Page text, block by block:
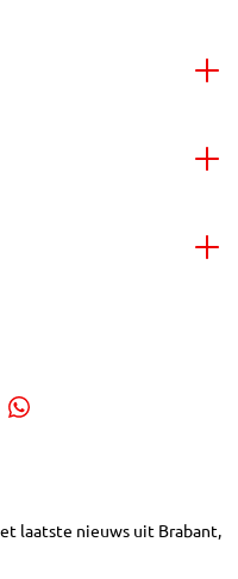
laatste nieuws uit Brabant,